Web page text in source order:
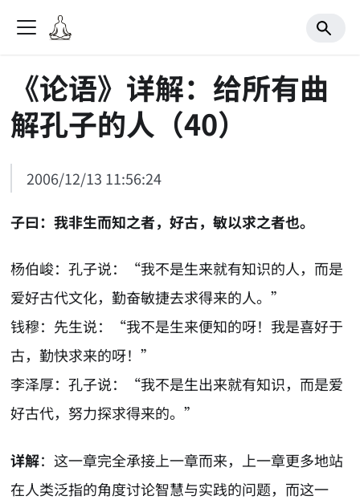
《论语》详解：给所有曲
解孔子的人（40）
2006/12/13 11:56:24
子曰：我非生而知之者，好古，敏以求之者也。
杨伯峻：孔子说：“我不是生来就有知识的人，而是
爱好古代文化，勤奋敏捷去求得来的人。”
钱穆：先生说：“我不是生来便知的呀！我是喜好于
古，勤快求来的呀！”
李泽厚：孔子说：“我不是生出来就有知识，而是爱
好古代，努力探求得来的。”
详解：这一章完全承接上一章而来，上一章更多地站
在人类泛指的角度讨论智慧与实践的问题，而这一